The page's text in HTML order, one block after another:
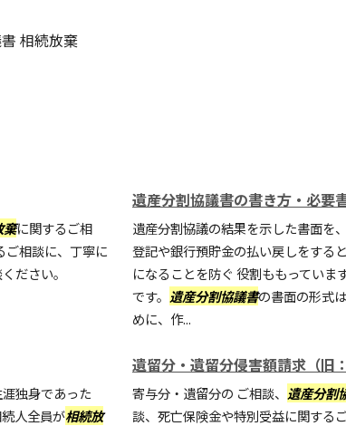
相続放棄
棄に関するご相
ご相談に、丁寧に
ださい。
遺産分割協議書の書き方・必要
遺産分割協議の結果を示した書面を、
登記や銀行預貯金の払い戻しをする
になることを防ぐ 役割ももってい
です。 遺産分割協議書の書面の形式
めに、作...
独身であった
人全員が相続放
遺留分・遺留分侵害額請求（旧
寄与分・遺留分の ご相談、 遺産分割
談、死亡保険金や特別受益に関する